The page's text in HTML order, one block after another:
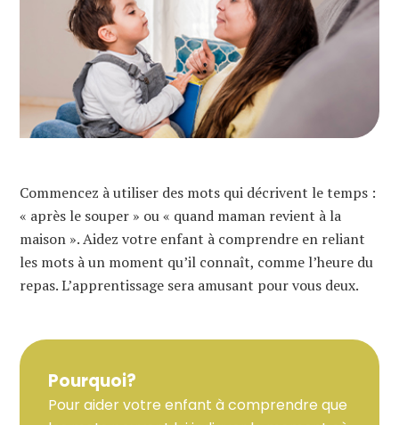
Commencez à utiliser des mots qui décrivent le temps :
« après le souper » ou « quand maman revient à la
maison ». Aidez votre enfant à comprendre en reliant
les mots à un moment qu’il connaît, comme l’heure du
repas. L’apprentissage sera amusant pour vous deux.
Pourquoi?
Pour aider votre enfant à comprendre que